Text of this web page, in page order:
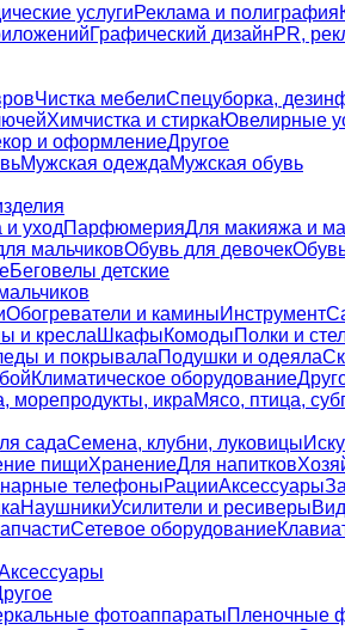
услугиРеклама и полиграфия
Графический дизайнPR,
Чистка мебелиСпецуборка,
Химчистка и стиркаЮвелирные
и оформлениеДругое
Мужская одеждаМужская обувь
и уходПарфюмерияДля макияжа и
мальчиковОбувь для девочек
Беговелы детские
Обогреватели и каминыИнструмент
и кресла ШкафыКомодыПолки и
и покрывалаПодушки и одеяла
Климатическое оборудование
морепродукты, икраМясо, птица,
садаСемена, клубни, луковицы
пищиХранениеДля напитков
телефоныРацииАксессуары
НаушникиУсилители и ресиверы
Сетевое оборудование
фотоаппаратыПленочные